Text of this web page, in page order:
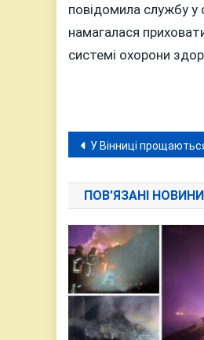
повідомила службу у
намагалася
системі охорони
Навігація
записів
У Вінниці прощаються з народним артистом Миколою Янченком, який трагічно загинув від удару
ПОВ'ЯЗАНІ НОВИНИ